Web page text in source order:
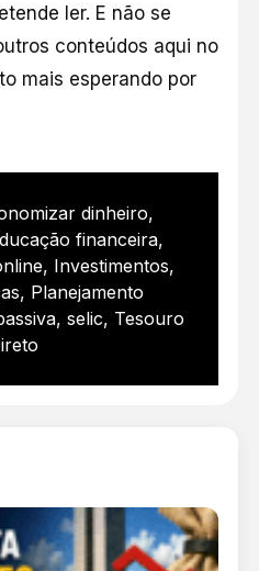
ler. E não se
conteúdos aqui no
mais esperando por
dinheiro,
financeira,
, Investimentos,
, Planejamento
, selic, Tesouro